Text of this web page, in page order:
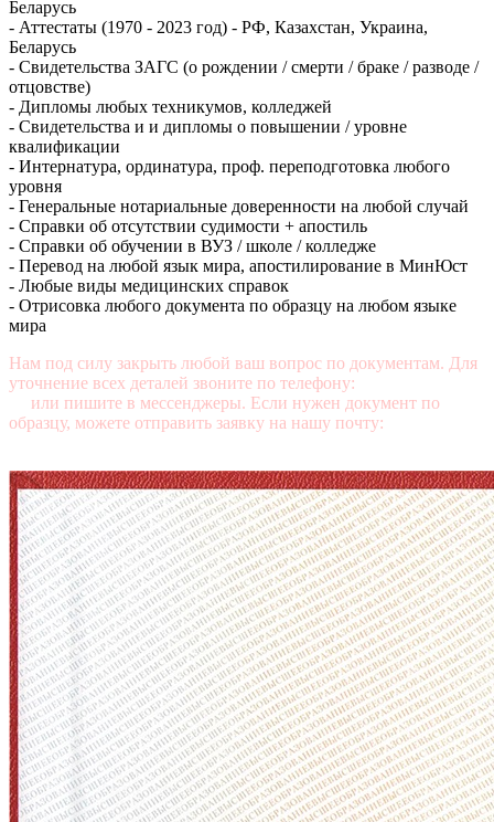
Беларусь
- Аттестаты (1970 - 2023 год) - РФ, Казахстан, Украина,
Беларусь
- Свидетельства ЗАГС (о рождении / смерти / браке / разводе /
отцовстве)
- Дипломы любых техникумов, колледжей
- Свидетельства и и дипломы о повышении / уровне
квалификации
- Интернатура, ординатура, проф. переподготовка любого
уровня
- Генеральные нотариальные доверенности на любой случай
- Справки об отсутствии судимости + апостиль
- Справки об обучении в ВУЗ / школе / колледже
- Перевод на любой язык мира, апостилирование в МинЮст
- Любые виды медицинских справок
- Отрисовка любого документа по образцу на любом языке
мира
Нам под силу закрыть любой ваш вопрос по документам. Для
уточнение всех деталей звоните по телефону:
или пишите в мессенджеры. Если нужен документ по
образцу, можете отправить заявку на нашу почту: